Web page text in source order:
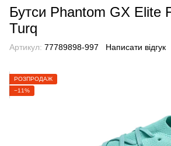
Бутcи Phantom GX Elite
Turq
Артикул: 77789898-997 Написати відгук
РОЗПРОДАЖ
−11%